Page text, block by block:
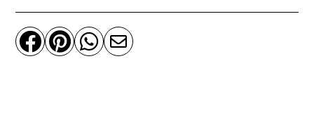
massissa
   